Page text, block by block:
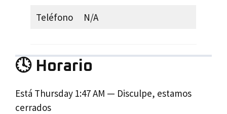
Teléfono
N/A
🕓 Horario
Está Thursday 1:47 AM — Disculpe, estamos
cerrados